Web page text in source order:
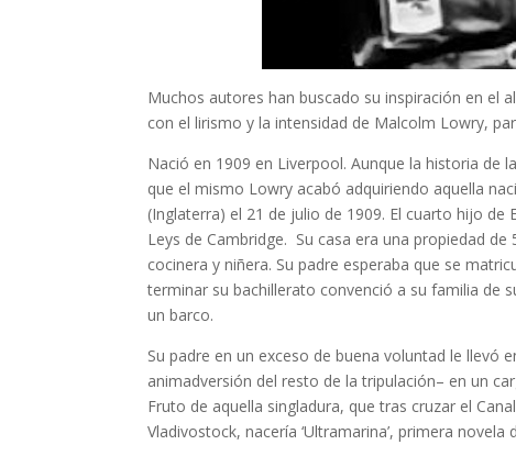
Muchos autores han buscado su inspiración en el
con el lirismo y la intensidad de Malcolm Lowry,
Nació en 1909 en Liverpool. Aunque la historia de
que el mismo Lowry acabó adquiriendo aquella
(Inglaterra) el 21 de julio de 1909. El cuarto hijo
Leys de Cambridge. Su casa era una propiedad
cocinera y niñera. Su padre esperaba que se
terminar su bachillerato convenció a su familia de
un barco.
Su padre en un exceso de buena voluntad le llevó
animadversión del resto de la tripulación– en un
Fruto de aquella singladura, que tras cruzar el
Vladivostock, nacería ‘Ultramarina’, primera